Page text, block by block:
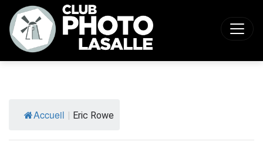
Accueil | Eric Rowe